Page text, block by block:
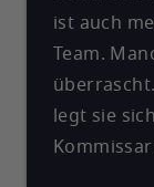
ist auch
Team.
legt sie